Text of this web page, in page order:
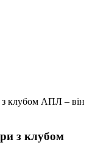
з клубом АПЛ – він
з клубом